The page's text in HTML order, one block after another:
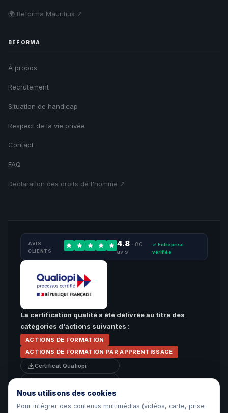
🌍 Beforma Mauritius ↗
BEFORMA
À propos
Recrutement
Situation de handicap
Respect de la vie privée
Contact
FAQ
Déclaration des droits de l'homme ↗
AVIS
CLIENTS
4.8 · 80
avis
✓ Entreprise
vérifiée
La certification qualité a été délivrée au titre des
catégories d'actions suivantes :
ACTIONS DE FORMATION
ACTIONS DE FORMATION PAR APPRENTISSAGE
Certificat Qualiopi
Nous utilisons des cookies
Pour intégrer des contenus multimédias (vidéos, carte, prise